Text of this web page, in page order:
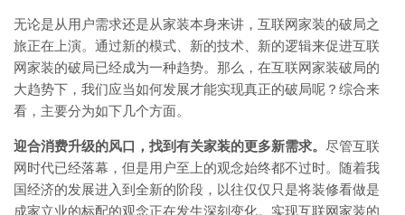
无论是从用户需求还是从家装本身来讲，互联网家装的破局之
旅正在上演。通过新的模式、新的技术、新的逻辑来促进互联
网家装的破局已经成为一种趋势。那么，在互联网家装破局的
大趋势下，我们应当如何发展才能实现真正的破局呢？综合来
看，主要分为如下几个方面。
迎合消费升级的风口，找到有关家装的更多新需求。 尽管互联
网时代已经落幕，但是用户至上的观念始终都不过时。随着我
国经济的发展进入到全新的阶段，以往仅仅只是将装修看做是
成家立业的标配的观念正在发生深刻变化。实现互联网家装的